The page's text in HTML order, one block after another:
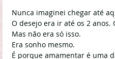
Nunca imaginei chegar até
O desejo era ir até os 2 anos.
Mas não era só isso.
Era sonho mesmo.
É porque amamentar é uma